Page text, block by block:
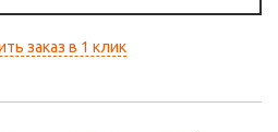
заказ в 1 клик